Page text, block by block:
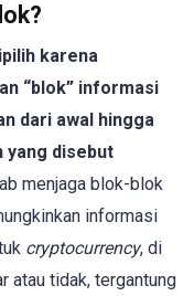
karena
“blok” informasi
dari awal hingga
yang disebut
menjaga blok-blok
informasi
cryptocurrency, di
atau tidak, tergantung